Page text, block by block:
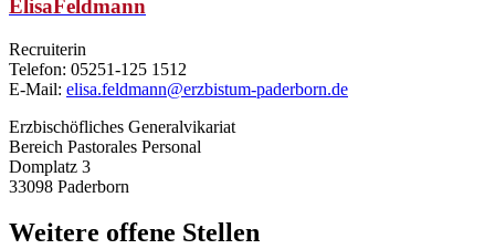
ElisaFeldmann
Recruiterin
Telefon: 05251-125 1512
E-Mail: elisa.feldmann@erzbistum-paderborn.de
Erzbischöfliches Generalvikariat
Bereich Pastorales Personal
Domplatz 3
33098 Paderborn
Weitere offene Stellen